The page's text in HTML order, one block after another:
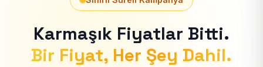
Karmaşık Fiyatlar Bitti.
Bir Fiyat, Her Şey Dahil.